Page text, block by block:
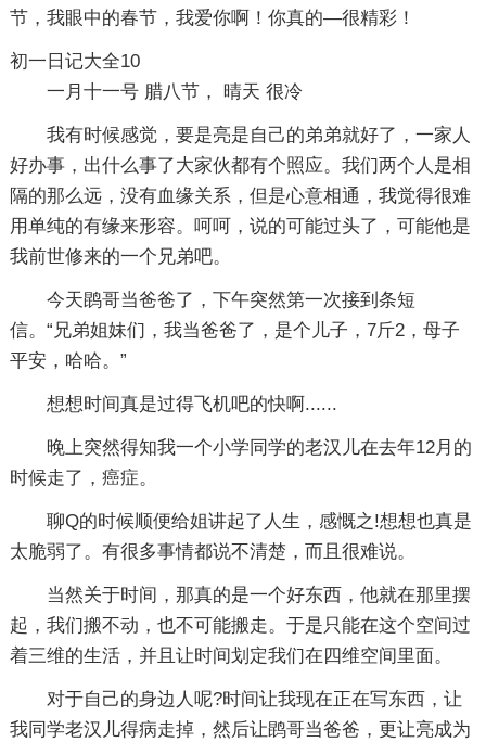
节，我眼中的春节，我爱你啊！你真的—很精彩！
初一日记大全10
一月十一号 腊八节， 晴天 很冷
我有时候感觉，要是亮是自己的弟弟就好了，一家人
好办事，出什么事了大家伙都有个照应。我们两个人是相
隔的那么远，没有血缘关系，但是心意相通，我觉得很难
用单纯的有缘来形容。呵呵，说的可能过头了，可能他是
我前世修来的一个兄弟吧。
今天鹍哥当爸爸了，下午突然第一次接到条短
信。“兄弟姐妹们，我当爸爸了，是个儿子，7斤2，母子
平安，哈哈。”
想想时间真是过得飞机吧的快啊......
晚上突然得知我一个小学同学的老汉儿在去年12月的
时候走了，癌症。
聊Q的时候顺便给姐讲起了人生，感慨之!想想也真是
太脆弱了。有很多事情都说不清楚，而且很难说。
当然关于时间，那真的是一个好东西，他就在那里摆
起，我们搬不动，也不可能搬走。于是只能在这个空间过
着三维的生活，并且让时间划定我们在四维空间里面。
对于自己的身边人呢?时间让我现在正在写东西，让
我同学老汉儿得病走掉，然后让鹍哥当爸爸，更让亮成为